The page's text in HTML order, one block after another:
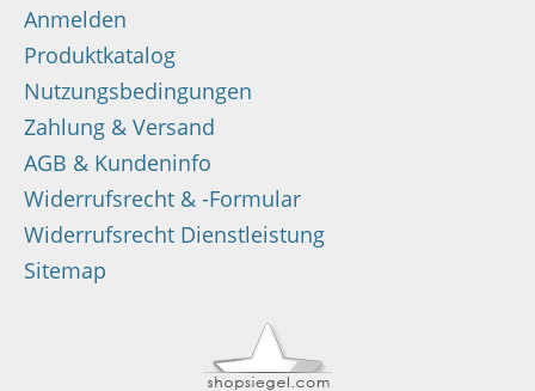
Anmelden
Produktkatalog
Nutzungsbedingungen
Zahlung & Versand
AGB & Kundeninfo
Widerrufsrecht & -Formular
Widerrufsrecht Dienstleistung
Sitemap